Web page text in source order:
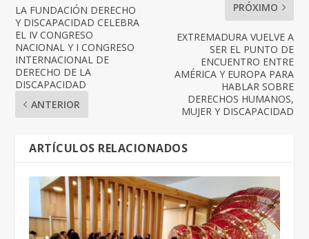
LA FUNDACIÓN DERECHO
Y DISCAPACIDAD CELEBRA
EL IV CONGRESO
NACIONAL Y I CONGRESO
INTERNACIONAL DE
DERECHO DE LA
DISCAPACIDAD
ANTERIOR
PRÓXIMO
EXTREMADURA VUELVE A
SER EL PUNTO DE
ENCUENTRO ENTRE
AMÉRICA Y EUROPA PARA
HABLAR SOBRE
DERECHOS HUMANOS,
MUJER Y DISCAPACIDAD
ARTÍCULOS RELACIONADOS